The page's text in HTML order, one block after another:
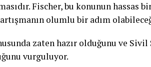
Fischer, bu konunun hassas
olumlu bir adım
zaten hazır olduğunu ve Sivil
vurguluyor.